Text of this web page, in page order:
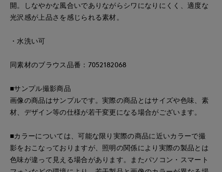
開。しなやかな風合いでありながらシワになりにくく、適度な
光沢感が上品さを感じられる素材。
・水洗い可
同素材のブラウス品番：7052182068
■サンプル撮影商品
画像の商品はサンプルです。実際の商品とはサイズや色味、素
材、デザイン等の仕様が若干変更になる場合がございます。
■カラーについては、可能な限り実際の商品に近いカラーで撮
影をおこなっておりますが、照明の関係により実際の製品とは
色味が違って見える場合があります。またパソコン・スマート